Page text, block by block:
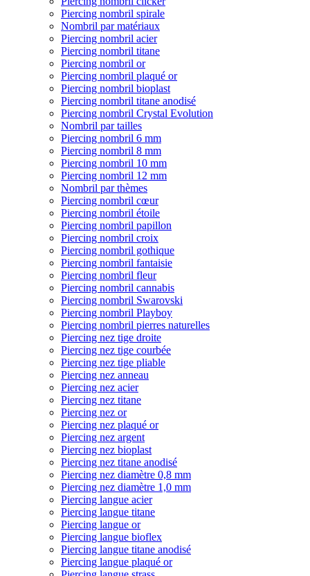
Piercing nombril spirale
Nombril par matériaux
Piercing nombril acier
Piercing nombril titane
Piercing nombril or
Piercing nombril plaqué or
Piercing nombril bioplast
Piercing nombril titane anodisé
Piercing nombril Crystal Evolution
Nombril par tailles
Piercing nombril 6 mm
Piercing nombril 8 mm
Piercing nombril 10 mm
Piercing nombril 12 mm
Nombril par thèmes
Piercing nombril cœur
Piercing nombril étoile
Piercing nombril papillon
Piercing nombril croix
Piercing nombril gothique
Piercing nombril fantaisie
Piercing nombril fleur
Piercing nombril cannabis
Piercing nombril Swarovski
Piercing nombril Playboy
Piercing nombril pierres naturelles
Piercing nez tige droite
Piercing nez tige courbée
Piercing nez tige pliable
Piercing nez anneau
Piercing nez acier
Piercing nez titane
Piercing nez or
Piercing nez plaqué or
Piercing nez argent
Piercing nez bioplast
Piercing nez titane anodisé
Piercing nez diamètre 0,8 mm
Piercing nez diamètre 1,0 mm
Piercing langue acier
Piercing langue titane
Piercing langue or
Piercing langue bioflex
Piercing langue titane anodisé
Piercing langue plaqué or